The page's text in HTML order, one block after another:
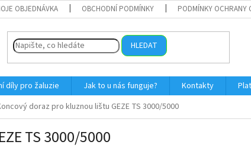
OBJEDNÁVKA OBCHODNÍ PODMÍNKY PODMÍNKY OCHRANY
HLEDAT
díly pro žaluzie Jak to u nás funguje? Kontakty
doraz pro kluznou lištu GEZE TS 3000/5000
TS 3000/5000